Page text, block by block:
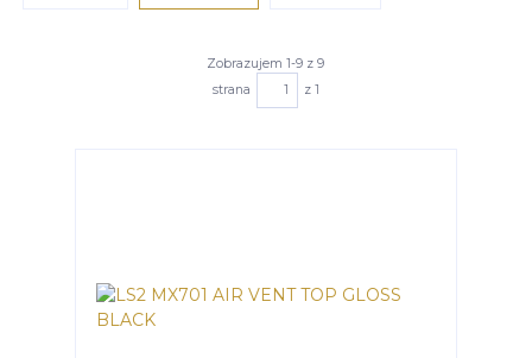
Zobrazujem 1-9 z 9
strana
z 1